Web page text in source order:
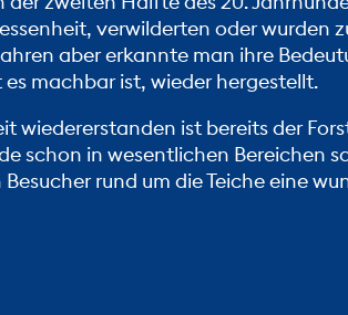
verwilderten oder wurden
aber erkannte man ihre
machbar ist, wieder hergestellt.
wiedererstanden ist bereits der
schon in wesentlichen Bereichen
rund um die Teiche eine